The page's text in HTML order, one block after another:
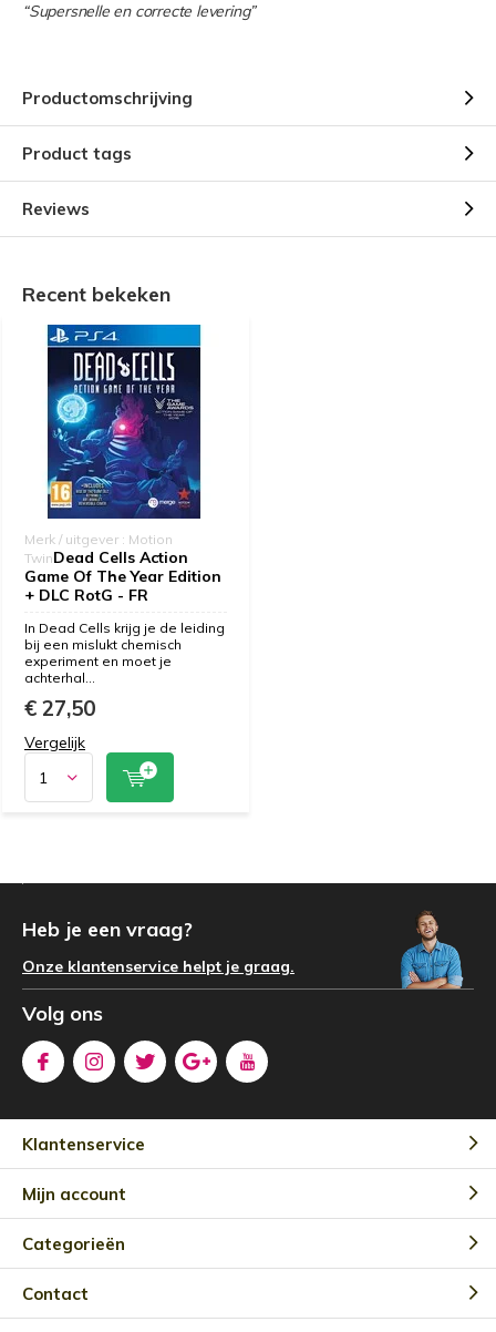
“Supersnelle en correcte levering”
Productomschrijving
Product tags
Reviews
Recent bekeken
Merk / uitgever : Motion
TwinDead Cells Action
Game Of The Year Edition
+ DLC RotG - FR
In Dead Cells krijg je de leiding
bij een mislukt chemisch
experiment en moet je
achterhal...
€ 27,50
Vergelijk
Heb je een vraag?
Onze klantenservice helpt je graag.
Volg ons
Klantenservice
Mijn account
Categorieën
Contact